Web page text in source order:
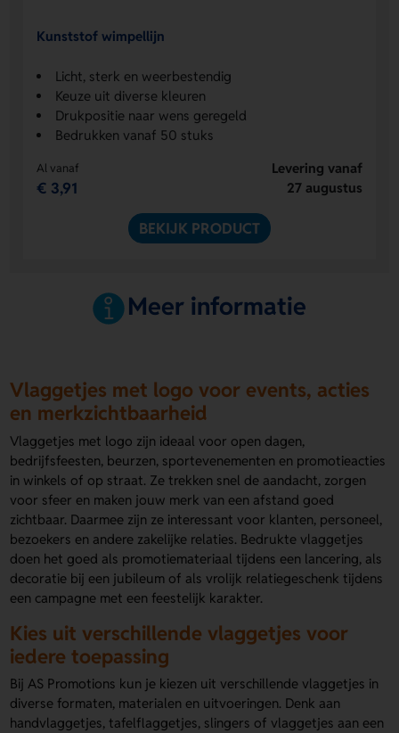
Kunststof wimpellijn
Licht, sterk en weerbestendig
Keuze uit diverse kleuren
Drukpositie naar wens geregeld
Bedrukken vanaf 50 stuks
Al vanaf
€ 3,91
Levering vanaf
27 augustus
BEKIJK PRODUCT
Meer informatie
Vlaggetjes met logo voor events, acties
en merkzichtbaarheid
Vlaggetjes met logo zijn ideaal voor open dagen,
bedrijfsfeesten, beurzen, sportevenementen en promotieacties
in winkels of op straat. Ze trekken snel de aandacht, zorgen
voor sfeer en maken jouw merk van een afstand goed
zichtbaar. Daarmee zijn ze interessant voor klanten, personeel,
bezoekers en andere zakelijke relaties. Bedrukte vlaggetjes
doen het goed als promotiemateriaal tijdens een lancering, als
decoratie bij een jubileum of als vrolijk relatiegeschenk tijdens
een campagne met een feestelijk karakter.
Kies uit verschillende vlaggetjes voor
iedere toepassing
Bij AS Promotions kun je kiezen uit verschillende vlaggetjes in
diverse formaten, materialen en uitvoeringen. Denk aan
handvlaggetjes, tafelflaggetjes, slingers of vlaggetjes aan een